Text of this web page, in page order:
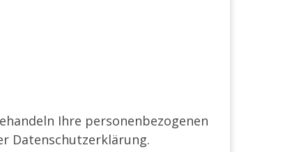
Ihre personenbezogenen
Datenschutzerklärung.